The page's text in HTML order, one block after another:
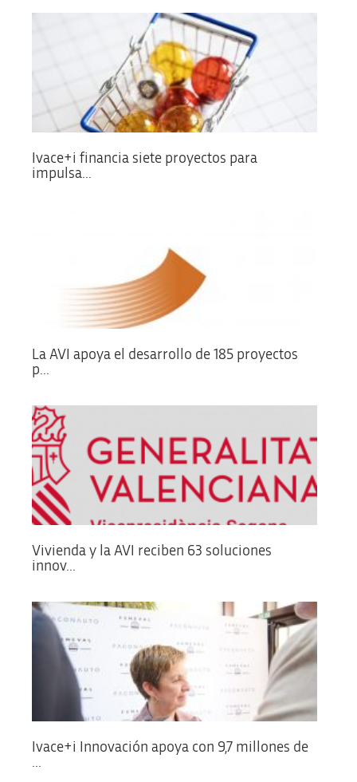
Ivace+i financia siete proyectos para
impulsa...
La AVI apoya el desarrollo de 185 proyectos
p...
Vivienda y la AVI reciben 63 soluciones
innov...
Ivace+i Innovación apoya con 9,7 millones de
...